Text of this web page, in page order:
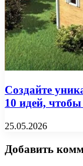
Создайте
10 идей,
25.05.2026
Добавить